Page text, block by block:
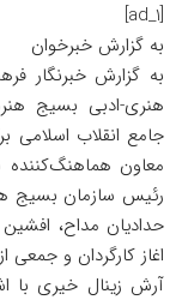
[ad_1]
به گزارش خبرخوان
به گزارش خبرنگار
جامع انقلاب اسلامی
معاون
رئیس سازمان بسیج
حدادیان مداح،
اغاز کارگردان و جمعی